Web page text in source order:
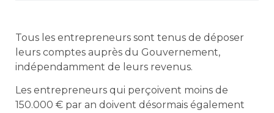
Tous les entrepreneurs sont tenus de déposer
leurs comptes auprès du Gouvernement,
indépendamment de leurs revenus.
Les entrepreneurs qui perçoivent moins de
150.000 € par an doivent désormais également